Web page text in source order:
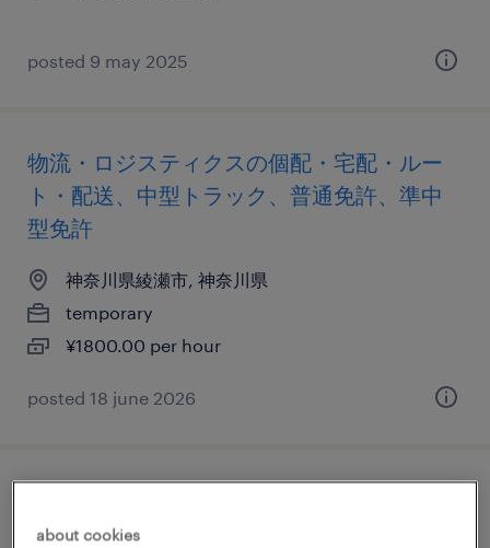
posted 9 may 2025
物流・ロジスティクスの個配・宅配・ルー
ト・配送、中型トラック、普通免許、準中
型免許
神奈川県綾瀬市, 神奈川県
temporary
¥1800.00 per hour
posted 18 june 2026
検査、マシンオペレーター、その他（製
about cookies